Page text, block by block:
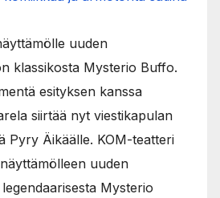
uuden
klassikosta Mysterio Buffo.
esityksen kanssa
siirtää nyt viestikapulan
Pyry Äikäälle. KOM-teatteri
uuden
Mysterio